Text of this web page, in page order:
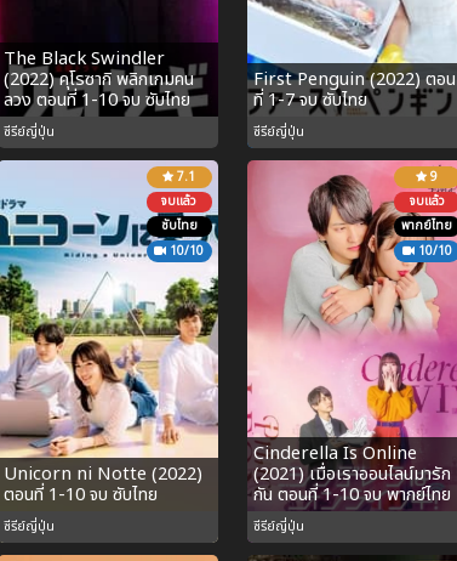
The Black Swindler
(2022) คุโรซากิ พลิกเกมคน
ลวง ตอนที่ 1-10 จบ ซับไทย
ซีรีย์ญี่ปุ่น
First Penguin (2022) ตอน
ที่ 1-7 จบ ซับไทย
ซีรีย์ญี่ปุ่น
7.1
จบแล้ว
ซับไทย
10/10
Unicorn ni Notte (2022)
ตอนที่ 1-10 จบ ซับไทย
ซีรีย์ญี่ปุ่น
9
จบแล้ว
พากย์ไทย
10/10
Cinderella Is Online
(2021) เมื่อเราออนไลน์มารัก
กัน ตอนที่ 1-10 จบ พากย์ไทย
ซีรีย์ญี่ปุ่น